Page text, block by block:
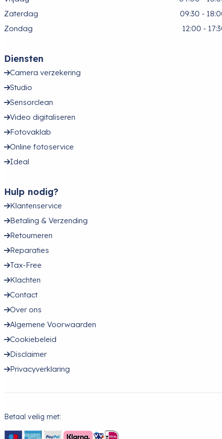
Zaterdag
09:30 -
Zondag
12:00 -
Diensten
Camera verzekering
Studio
Sensorclean
Video digitaliseren
Fotovaklab
Online fotoservice
Ideal
Hulp nodig?
Klantenservice
Betaling & Verzending
Retourneren
Reparaties
Tax-Free
Klachten
Contact
Over ons
Algemene Voorwaarden
Cookiebeleid
Disclaimer
Privacyverklaring
Betaal veilig met: